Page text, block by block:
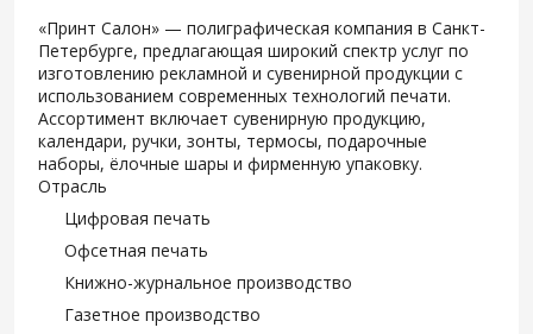
«Принт Салон» — полиграфическая компания в Санкт-
Петербурге, предлагающая широкий спектр услуг по
изготовлению рекламной и сувенирной продукции с
использованием современных технологий печати.
Ассортимент включает сувенирную продукцию,
календари, ручки, зонты, термосы, подарочные
наборы, ёлочные шары и фирменную упаковку.
Отрасль
Цифровая печать
Офсетная печать
Книжно-журнальное производство
Газетное производство